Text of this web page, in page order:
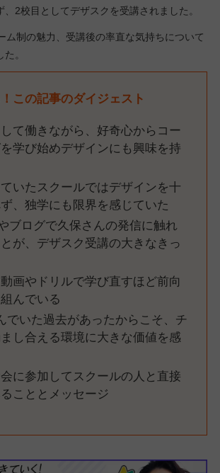
、2校目としてデザスクを受講されました。
ム制の魅力、受講後の率直な気持ちについて
。
この記事のダイジェスト
て働きながら、好奇心からコー
学び始めデザインにも興味を持
いたスクールではデザインを十
、独学にも限界を感じていた
ブログで久保さんの発信に触れ
が、デザスク受講の大きなきっ
画やドリルで学び直すほど前向
んでいる
でいた過去があったからこそ、チ
し合える環境に大きな価値を感
に参加してスクールの人と直接
こととメッセージ